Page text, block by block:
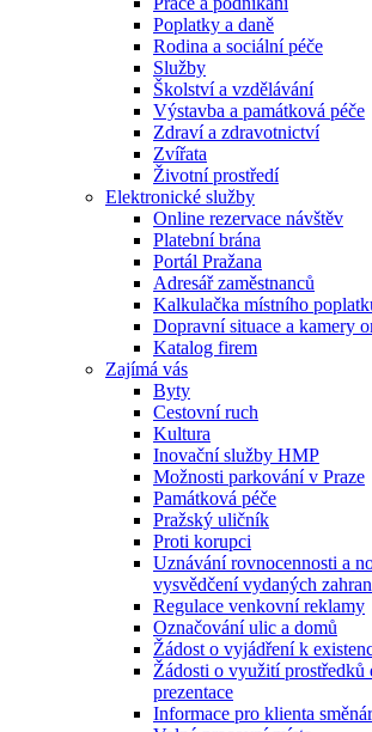
Poplatky a daně
Rodina a sociální péče
Služby
Školství a vzdělávání
Výstavba a památková péče
Zdraví a zdravotnictví
Zvířata
Životní prostředí
Elektronické služby
Online rezervace návštěv
Platební brána
Portál Pražana
Adresář zaměstnanců
Kalkulačka místního
Dopravní situace a kamery
Katalog firem
Zajímá vás
Byty
Cestovní ruch
Kultura
Inovační služby HMP
Možnosti parkování v Praze
Památková péče
Pražský uličník
Proti korupci
Uznávání rovnocennosti a
vysvědčení vydaných
Regulace venkovní reklamy
Označování ulic a domů
Žádost o vyjádření k
Žádosti o využití prostředků
prezentace
Informace pro klienta